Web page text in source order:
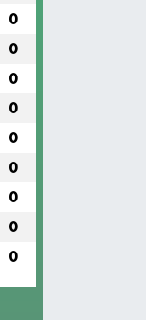
0
0
0
0
0
0
0
0
0